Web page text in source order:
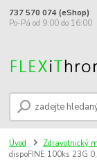
737 570 074 (eShop)
Po-Pá od 9:00 do 16:00
Úvod Zdravotnický
dispoFINE 100ks 23G